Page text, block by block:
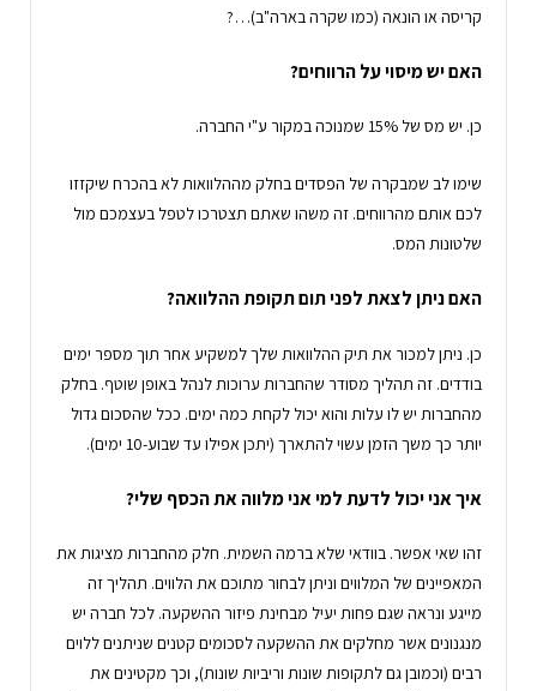
קריסה או הונאה (כמו שקרה בארה"ב)…?
האם יש מיסוי על הרווחים?
כן. יש מס של 15% שמנוכה במקור ע"י החברה.
שימו לב שמבקרה של הפסדים בחלק מההלוואות לא בהכרח שיקזזו
לכם אותם מהרווחים. זה משהו שאתם תצטרכו לטפל בעצמכם מול
שלטונות המס.
האם ניתן לצאת לפני תום תקופת ההלוואה?
כן. ניתן למכור את תיק ההלוואות שלך למשקיע אחר תוך מספר ימים
בודדים. זה תהליך מסודר שהחברות ערוכות לנהל באופן שוטף. בחלק
מהחברות יש לו עלות והוא יכול לקחת כמה ימים. ככל שהסכום גדול
יותר כך משך הזמן עשוי להתארך (יתכן אפילו עד שבוע-10 ימים).
איך אני יכול לדעת למי אני מלווה את הכסף שלי?
זהו שאי אפשר. בוודאי שלא ברמה השמית. חלק מהחברות מציגות את
המאפיינים של המלווים וניתן לבחור מתוכם את הלווים. תהליך זה
מייגע ונראה שגם פחות יעיל מבחינת פיזור ההשקעה. לכל חברה יש
מנגנונים אשר מחלקים את ההשקעה לסכומים קטנים שניתנים ללוים
רבים (וכמובן גם לתקופות שונות וריביות שונות), וכך מקטינים את